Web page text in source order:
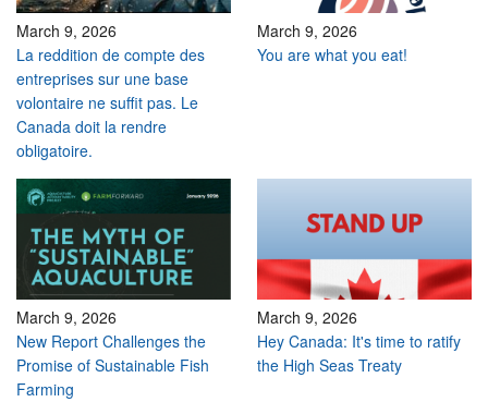
March 9, 2026
La reddition de compte des
entreprises sur une base
volontaire ne suffit pas. Le
Canada doit la rendre
obligatoire.
March 9, 2026
You are what you eat!
March 9, 2026
New Report Challenges the
Promise of Sustainable Fish
Farming
March 9, 2026
Hey Canada: It's time to ratify
the High Seas Treaty